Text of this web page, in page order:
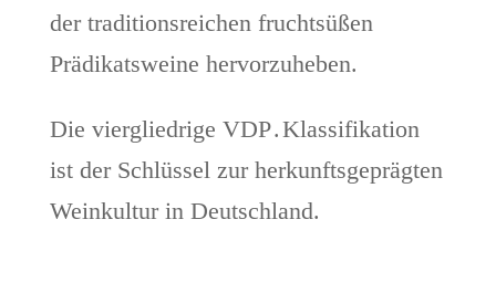
der traditionsreichen fruchtsüßen
Prädikatsweine hervorzuheben.
Die viergliedrige VDP . Klassifikation
ist der Schlüssel zur herkunftsgeprägten
Weinkultur in Deutschland.